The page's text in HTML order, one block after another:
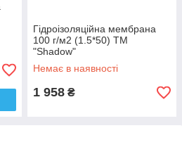
Гідроізоляційна мембрана
100 г/м2 (1.5*50) ТМ
"Shadow"
Немає в наявності
1 958 ₴